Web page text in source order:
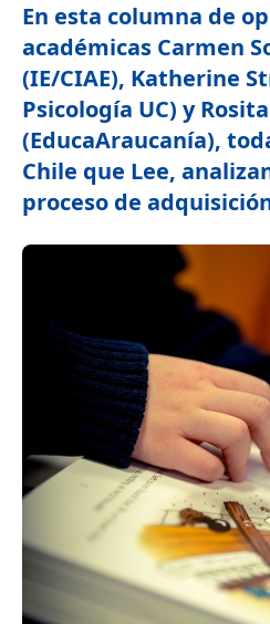
En esta columna de
académicas Carmen
(IE/CIAE), Katherine
Psicología UC) y
(EducaAraucanía),
Chile que Lee,
proceso de